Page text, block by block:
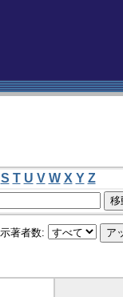
S T U V W X Y Z
著者数: